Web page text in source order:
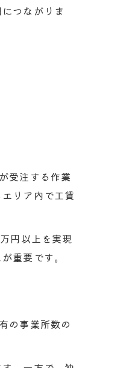
つながりま
受注する作業
リア内で工賃
円以上を実現
重要です。
の事業所数の